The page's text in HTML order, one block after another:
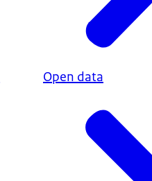
Open data